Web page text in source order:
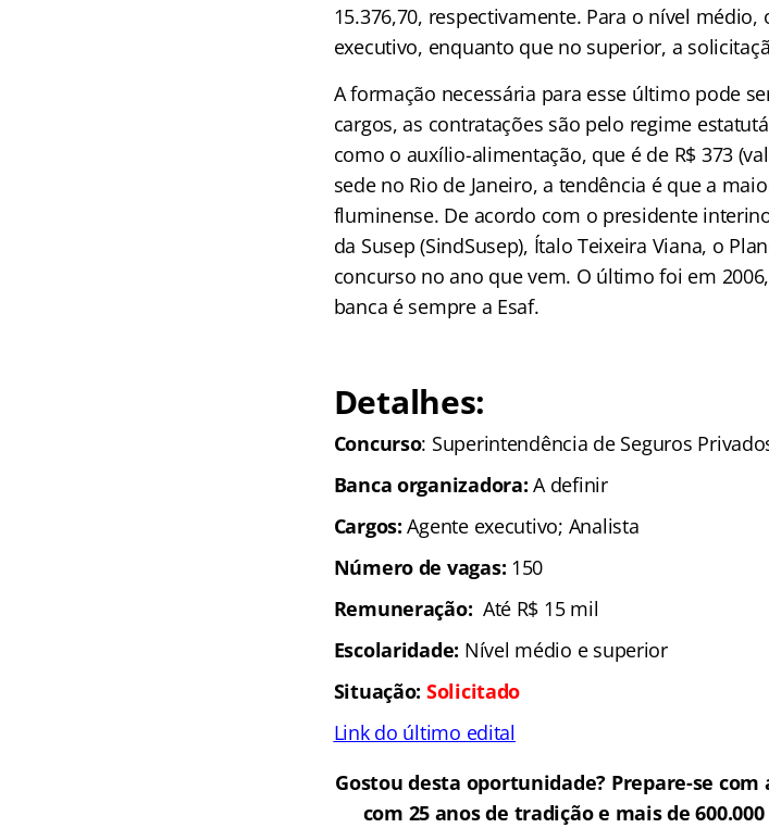
15.376,70, respectivamente. Para o nível
executivo, enquanto que no superior, a
A formação necessária para esse último pode
cargos, as contratações são pelo regime
como o auxílio-alimentação, que é de R$ 373
sede no Rio de Janeiro, a tendência é que a
fluminense. De acordo com o presidente
da Susep (SindSusep), Ítalo Teixeira Viana, o
concurso no ano que vem. O último foi em
banca é sempre a Esaf.
Detalhes:
Concurso: Superintendência de Seguros
Banca organizadora:A definir
Cargos: Agente executivo; Analista
Número de vagas: 150
Remuneração: Até R$ 15 mil
Escolaridade: Nível médio e superior
Situação: Solicitado
Link do último edital
Gostou desta oportunidade? Prepare-se
com 25 anos de tradição e mais de